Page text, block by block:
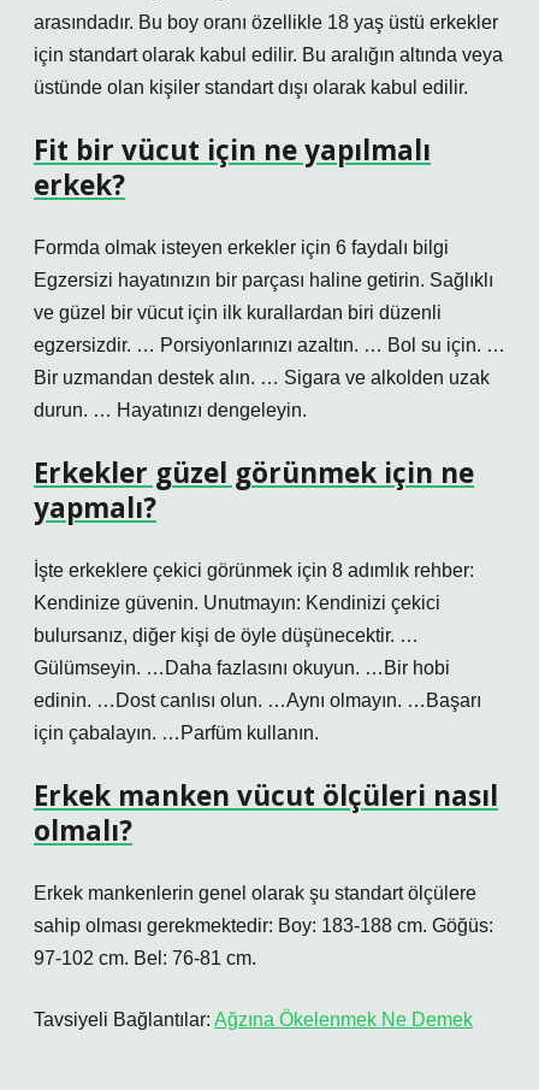
arasındadır. Bu boy oranı özellikle 18 yaş üstü erkekler
için standart olarak kabul edilir. Bu aralığın altında veya
üstünde olan kişiler standart dışı olarak kabul edilir.
Fit bir vücut için ne yapılmalı
erkek?
Formda olmak isteyen erkekler için 6 faydalı bilgi
Egzersizi hayatınızın bir parçası haline getirin. Sağlıklı
ve güzel bir vücut için ilk kurallardan biri düzenli
egzersizdir. … Porsiyonlarınızı azaltın. … Bol su için. …
Bir uzmandan destek alın. … Sigara ve alkolden uzak
durun. … Hayatınızı dengeleyin.
Erkekler güzel görünmek için ne
yapmalı?
İşte erkeklere çekici görünmek için 8 adımlık rehber:
Kendinize güvenin. Unutmayın: Kendinizi çekici
bulursanız, diğer kişi de öyle düşünecektir. …
Gülümseyin. …Daha fazlasını okuyun. …Bir hobi
edinin. …Dost canlısı olun. …Aynı olmayın. …Başarı
için çabalayın. …Parfüm kullanın.
Erkek manken vücut ölçüleri nasıl
olmalı?
Erkek mankenlerin genel olarak şu standart ölçülere
sahip olması gerekmektedir: Boy: 183-188 cm. Göğüs:
97-102 cm. Bel: 76-81 cm.
Tavsiyeli Bağlantılar: Ağzına Ökelenmek Ne Demek